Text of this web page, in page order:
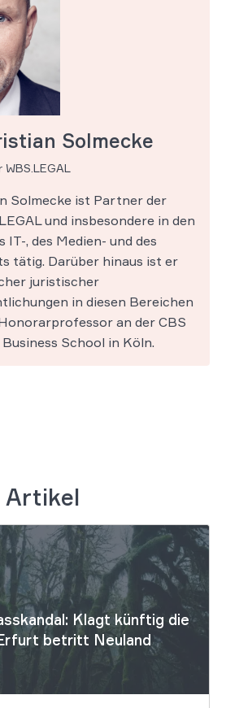
Solmecke
Solmecke ist Partner der
und insbesondere in den
IT-, des Medien- und des
tätig. Darüber hinaus ist er
juristischer
in diesen Bereichen
an der CBS
School in Köln.
Artikel
Klagt künftig die
betritt Neuland